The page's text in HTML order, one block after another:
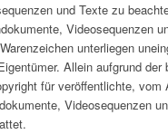
und Texte zu
Videosequenzen
unterliegen
Allein aufgrund der
für veröffentlichte, vom
Videosequenzen